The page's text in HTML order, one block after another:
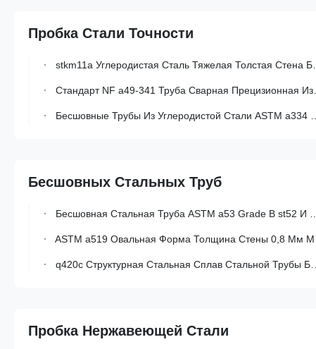
Пробка Стали Точности
stkm11a Углеродистая Сталь Тяжелая Толстая Стена Бесшовная Стальная Труба JIS G 3445 Стандартная Высокоточная Стальная Труба
Стандарт NF a49-341 Труба Сварная Прецизионная Из Низколегированной Стали С Марками ts30o И ts30a Для Механических Применений
Бесшовные Трубы Из Углеродистой Стали ASTM a334 gr6 С Низкотемпературными Характеристиками И Холоднотянутой Прецизионностью
Бесшовных Стальных Труб
Бесшовная Стальная Труба ASTM a53 Grade B st52 И Овальная Стальная Труба С Основным Наружным Размером 10-420 Мм
ASTM a519 Овальная Форма Толщина Стены 0,8 Мм Механическая Трубка Из Бесшовной Стали С Холодной Поверхностью
q420c Структурная Стальная Сплав Стальной Трубы Бесшовные Стальные Трубы Для Обслуживания Жидкости
Пробка Нержавеющей Стали